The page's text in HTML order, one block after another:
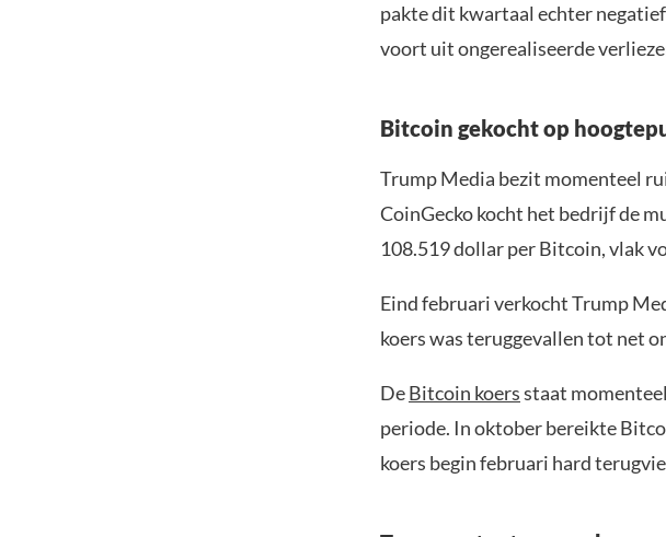
pakte dit kwartaal echter
voort uit ongerealiseerde
Bitcoin gekocht op
Trump Media bezit momenteel
CoinGecko kocht het bedrijf de
108.519 dollar per Bitcoin, vlak
Eind februari verkocht Trump
koers was teruggevallen tot net
DeBitcoin koersstaat
periode. In oktober bereikte
koers begin februari hard